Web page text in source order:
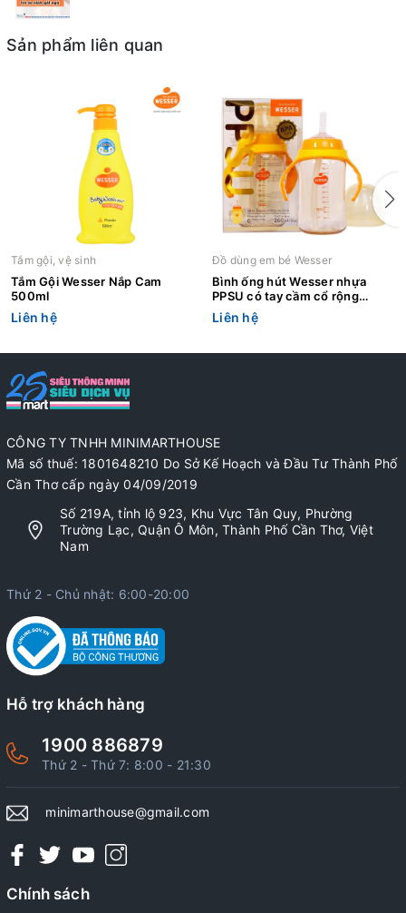
Sản phẩm liên quan
Tắm gội, vệ sinh
Tắm Gội Wesser Nắp Cam
500ml
Liên hệ
Đồ dùng em bé Wesser
Bình ống hút Wesser nhựa
PPSU có tay cầm cổ rộng
260ml
Liên hệ
CÔNG TY TNHH MINIMARTHOUSE
Mã số thuế: 1801648210 Do Sở Kế Hoạch và Đầu Tư Thành Phố
Cần Thơ cấp ngày 04/09/2019
Số 219A, tỉnh lộ 923, Khu Vực Tân Quy, Phường
Trường Lạc, Quận Ô Môn, Thành Phố Cần Thơ, Việt
Nam
Thứ 2 - Chủ nhật: 6:00-20:00
Hỗ trợ khách hàng
1900 886879
Thứ 2 - Thứ 7: 8:00 - 21:30
minimarthouse@gmail.com
Chính sách